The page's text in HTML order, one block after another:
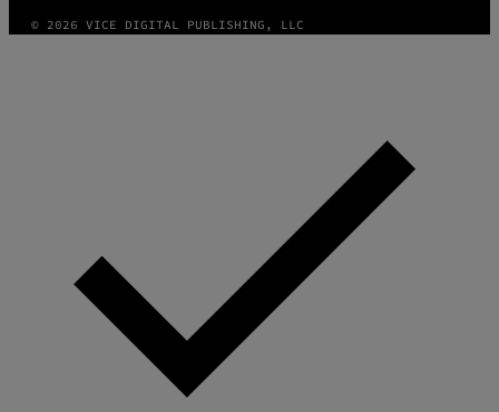
© 2026 VICE DIGITAL PUBLISHING, LLC